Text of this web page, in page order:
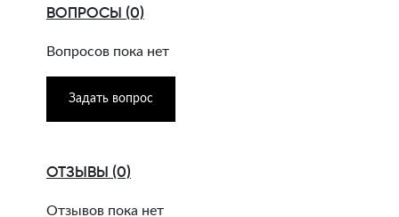
ВОПРОСЫ (0)
Вопросов пока нет
Задать вопрос
ОТЗЫВЫ (0)
Отзывов пока нет